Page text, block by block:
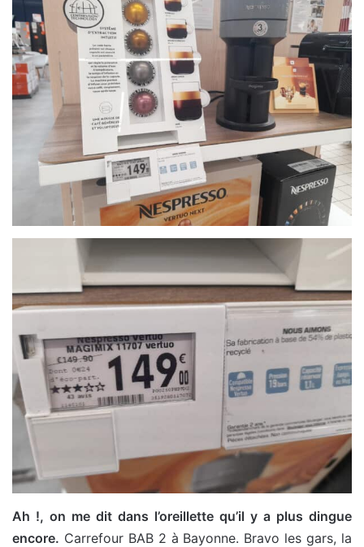
Ah !, on me dit dans l’oreillette qu’il y a plus dingue
encore. Carrefour BAB 2 à Bayonne. Bravo les gars, la